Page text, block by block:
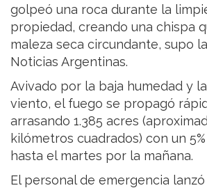
golpeó una roca durante la
propiedad, creando una chispa
maleza seca circundante, supo
Noticias Argentinas.
Avivado por la baja humedad y
viento, el fuego se propagó
arrasando 1.385 acres
kilómetros cuadrados) con un
hasta el martes por la mañana.
El personal de emergencia